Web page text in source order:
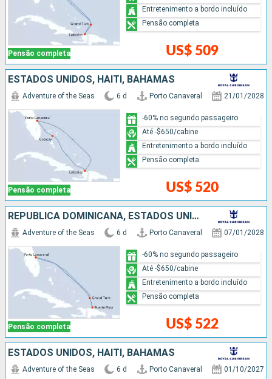
Pensão completa US$ 509
Entretenimento a bordo incluído
Pensão completa
ESTADOS UNIDOS, HAITI, BAHAMAS
Pensão completa
Adventure of the Seas 6 d Porto Canaveral 21/01/2028
US$ 520
-60% no segundo passageiro
Até -$650/cabine
Entretenimento a bordo incluído
Pensão completa
REPUBLICA DOMINICANA, ESTADOS UNIDOS
Pensão completa
Adventure of the Seas 6 d Porto Canaveral 07/01/2028
US$ 522
-60% no segundo passageiro
Até -$650/cabine
Entretenimento a bordo incluído
Pensão completa
ESTADOS UNIDOS, HAITI, BAHAMAS
Adventure of the Seas 6 d Porto Canaveral 01/10/2027